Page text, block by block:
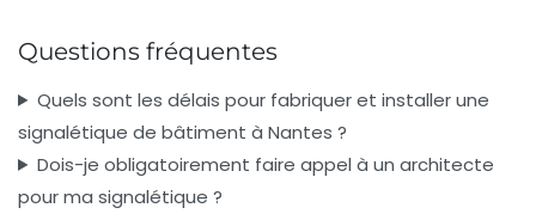
Questions fréquentes
Quels sont les délais pour fabriquer et installer une
signalétique de bâtiment à Nantes ?
Dois-je obligatoirement faire appel à un architecte
pour ma signalétique ?